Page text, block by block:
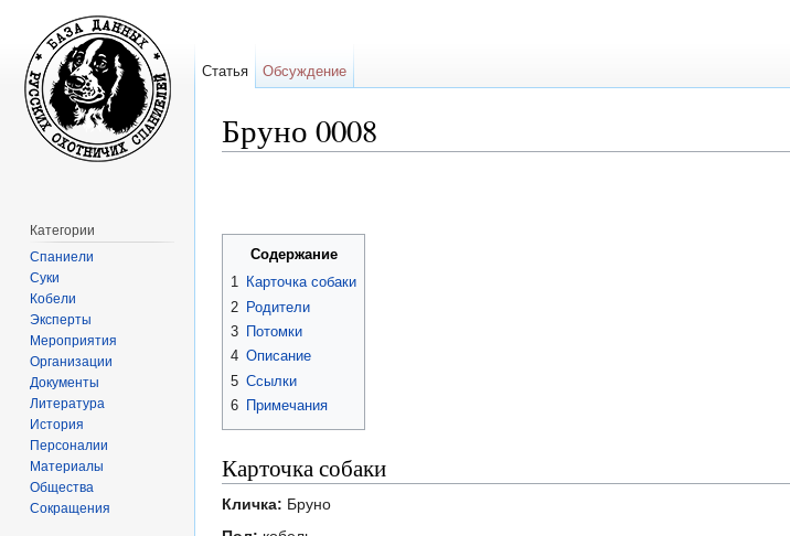
Бруно 0008
Содержание
1 Карточка собаки
2 Родители
3 Потомки
4 Описание
5 Ссылки
6 Примечания
Карточка собаки
Кличка: Бруно
Статья Обсуждение
Категории
Спаниели
Суки
Кобели
Эксперты
Мероприятия
Организации
Документы
Литература
История
Персоналии
Материалы
Общества
Сокращения